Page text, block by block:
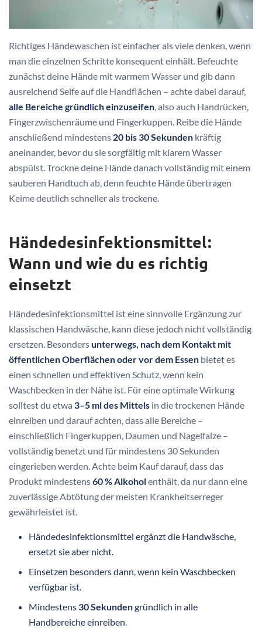
Richtiges Händewaschen ist einfacher als viele denken, wenn
man die einzelnen Schritte konsequent einhält. Befeuchte
zunächst deine Hände mit warmem Wasser und gib dann
ausreichend Seife auf die Handflächen – achte dabei darauf,
alle Bereiche gründlich einzuseifen, also auch Handrücken,
Fingerzwischenräume und Fingerkuppen. Reibe die Hände
anschließend mindestens 20 bis 30 Sekunden kräftig
aneinander, bevor du sie sorgfältig mit klarem Wasser
abspülst. Trockne deine Hände danach vollständig mit einem
sauberen Handtuch ab, denn feuchte Hände übertragen
Keime deutlich schneller als trockene.
Händedesinfektionsmittel:
Wann und wie du es richtig
einsetzt
Händedesinfektionsmittel ist eine sinnvolle Ergänzung zur
klassischen Handwäsche, kann diese jedoch nicht vollständig
ersetzen. Besondersunterwegs, nach dem Kontakt mit
öffentlichen Oberflächen oder vor dem Essen bietet es
einen schnellen und effektiven Schutz, wenn kein
Waschbecken in der Nähe ist. Für eine optimale Wirkung
solltest du etwa 3–5 ml des Mittels in die trockenen Hände
einreiben und darauf achten, dass alle Bereiche –
einschließlich Fingerkuppen, Daumen und Nagelfalze –
vollständig benetzt und für mindestens 30 Sekunden
eingerieben werden. Achte beim Kauf darauf, dass das
Produkt mindestens60 % Alkoholenthält, da nur dann eine
zuverlässige Abtötung der meisten Krankheitserreger
gewährleistet ist.
Händedesinfektionsmittel ergänzt die Handwäsche,
ersetzt sie aber nicht.
Einsetzen besonders dann, wenn kein Waschbecken
verfügbar ist.
Mindestens 30 Sekundengründlich in alle
Handbereiche einreiben.